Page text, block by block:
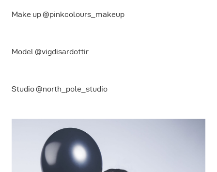
Make up @pinkcolours_makeup
Model @vigdisardottir
Studio @north_pole_studio